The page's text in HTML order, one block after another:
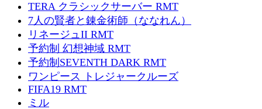
TERA クラシックサーバー RMT
7人の賢者と錬金術師（ななれん）
リネージュII RMT
予約制 幻想神域 RMT
予約制SEVENTH DARK RMT
ワンピース トレジャークルーズ
FIFA19 RMT
ミル